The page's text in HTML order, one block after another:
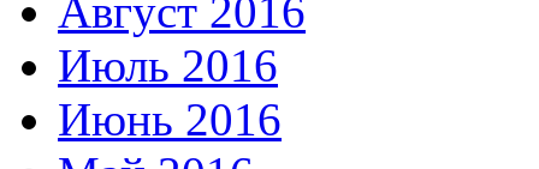
Август 2016
Июль 2016
Июнь 2016